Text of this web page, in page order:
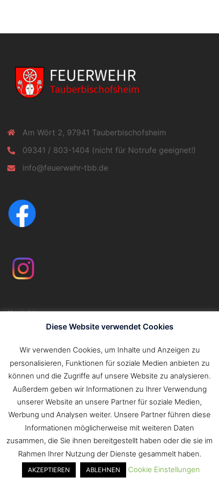
Am Wört 2, 97941 Tauberbischofsheim
09341 / 803-1404 (nicht für Notrufe geeignet!)
info@feuerwehr-tbb.de
Kontakt
Impressum
Suchen
nach:
Diese Website verwendet Cookies
Wir verwenden Cookies, um Inhalte und Anzeigen zu
personalisieren, Funktionen für soziale Medien anbieten zu
können und die Zugriffe auf unsere Website zu analysieren.
Außerdem geben wir Informationen zu Ihrer Verwendung
unserer Website an unsere Partner für soziale Medien,
Werbung und Analysen weiter. Unsere Partner führen diese
Informationen möglicherweise mit weiteren Daten
zusammen, die Sie ihnen bereitgestellt haben oder die sie im
Rahmen Ihrer Nutzung der Dienste gesammelt haben.
AKZEPTIEREN ABLEHNEN Cookie Einstellungen